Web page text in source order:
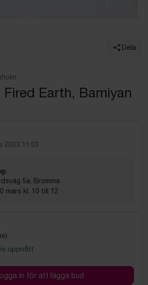
Dela
Earth, Bamiyan
2023 11:03
5a, Bromma
mars kl. 10 till 12
uppnått
in för att lägga bud